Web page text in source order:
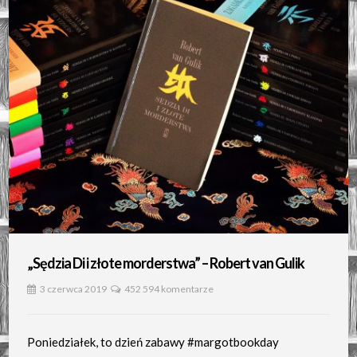
„Sędzia Di i złote morderstwa” – Robert van Gulik
3 czerwca 2019 452 594 komentarze
Poniedziałek, to dzień zabawy #margotbookday